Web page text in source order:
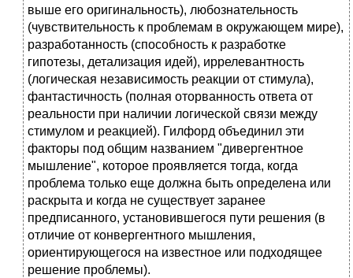
выше его оригинальность), любознательность
(чувствительность к проблемам в окружающем мире),
разработанность (способность к разработке
гипотезы, детализация идей), иррелевантность
(логическая независимость реакции от стимула),
фантастичность (полная оторванность ответа от
реальности при наличии логической связи между
стимулом и реакцией). Гилфорд объединил эти
факторы под общим названием "дивергентное
мышление", которое проявляется тогда, когда
проблема только еще должна быть определена или
раскрыта и когда не существует заранее
предписанного, установившегося пути решения (в
отличие от конвергентного мышления,
ориентирующегося на известное или подходящее
решение проблемы).